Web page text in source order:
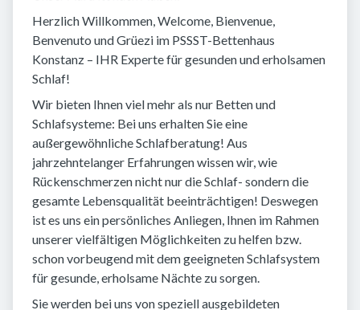
Herzlich Willkommen, Welcome, Bienvenue,
Benvenuto und Grüezi im PSSST-Bettenhaus
Konstanz – IHR Experte für gesunden und erholsamen
Schlaf!
Wir bieten Ihnen viel mehr als nur Betten und
Schlafsysteme: Bei uns erhalten Sie eine
außergewöhnliche Schlafberatung! Aus
jahrzehntelanger Erfahrungen wissen wir, wie
Rückenschmerzen nicht nur die Schlaf- sondern die
gesamte Lebensqualität beeinträchtigen! Deswegen
ist es uns ein persönliches Anliegen, Ihnen im Rahmen
unserer vielfältigen Möglichkeiten zu helfen bzw.
schon vorbeugend mit dem geeigneten Schlafsystem
für gesunde, erholsame Nächte zu sorgen.
Sie werden bei uns von speziell ausgebildeten